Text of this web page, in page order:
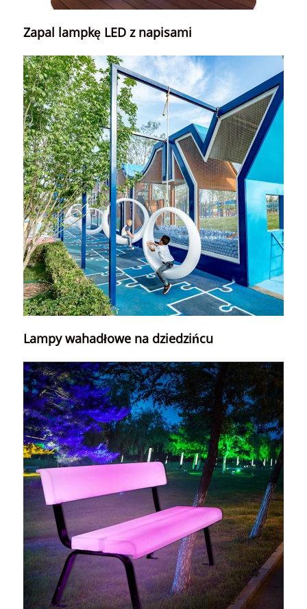
Zapal lampkę LED z napisami
Lampy wahadłowe na dziedzińcu